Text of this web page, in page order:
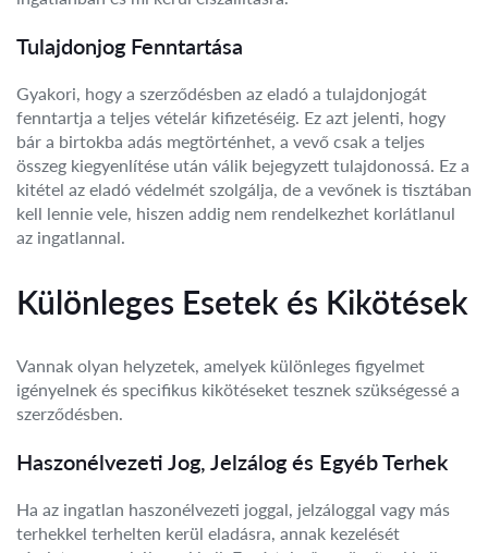
Tulajdonjog Fenntartása
Gyakori, hogy a szerződésben az eladó a tulajdonjogát
fenntartja a teljes vételár kifizetéséig. Ez azt jelenti, hogy
bár a birtokba adás megtörténhet, a vevő csak a teljes
összeg kiegyenlítése után válik bejegyzett tulajdonossá. Ez a
kitétel az eladó védelmét szolgálja, de a vevőnek is tisztában
kell lennie vele, hiszen addig nem rendelkezhet korlátlanul
az ingatlannal.
Különleges Esetek és Kikötések
Vannak olyan helyzetek, amelyek különleges figyelmet
igényelnek és specifikus kikötéseket tesznek szükségessé a
szerződésben.
Haszonélvezeti Jog, Jelzálog és Egyéb Terhek
Ha az ingatlan haszonélvezeti joggal, jelzáloggal vagy más
terhekkel terhelten kerül eladásra, annak kezelését